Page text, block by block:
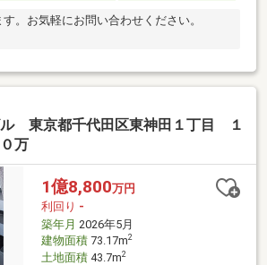
。お気軽にお問い合わせください。
東京都千代田区東神田１丁目 １
万
1億8,800万円
利回り -
築年月 2026年5月
建物面積73.17m2
土地面積43.7m2